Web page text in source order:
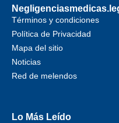
Términos y condiciones
Política de Privacidad
Mapa del sitio
Noticias
Red de melendos
Lo Más Leído